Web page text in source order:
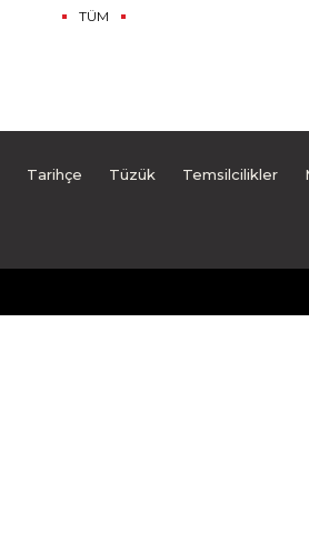
TÜM
Tarihçe Tüzük Temsilcilikler